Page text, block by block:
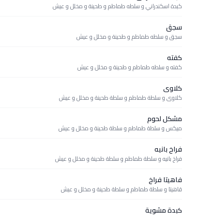
كبدة اسكندراني و سلطه طماطم و طحينة و مخلل و عيش
سجق
سجق و سلطه طماطم و طحينة و مخلل و عيش
كفته
كفته و سلطه طماطم و طحينة و مخلل و عيش
كلاوى
كلاوى و سلطة طماطم و سلطة طحينة و مخلل و عيش
مشكل لحوم
ميكس و سلطة طماطم و سلطة طحينة و مخلل و عيش
فراخ بانيه
فراخ بانيه و سلطة طماطم و سلطة طحينة و مخلل و عيش
فاهيتا فراخ
قاهيتا و سلطة طماطم و سلطة طحينة و مخلل و عيش
كبدة مشوية